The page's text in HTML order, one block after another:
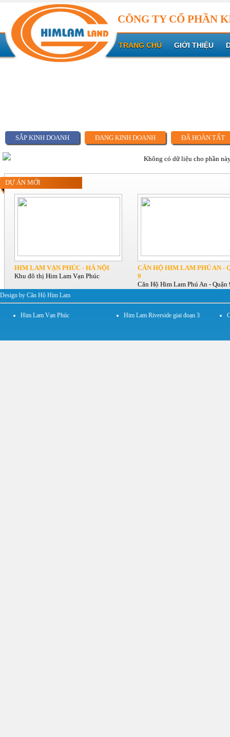
CÔNG TY CỔ PHẦN
TRANG CHỦ GIỚI THIỆU
SẮP KINH DOANH ĐANG KINH DOANH ĐÃ HOÀN TẤT
Không có dữ liệu cho phần
DỰ ÁN MỚI
HIM LAM VẠN PHÚC - HÀ NỘI
Khu đô thị Him Lam Vạn Phúc
CĂN HỘ HIM LAM PHÚ AN -
9
Căn Hộ Him Lam Phú An - Quận
Design by Căn Hộ Him Lam
Him Lam Vạn Phúc Him Lam Riverside giai đoạn 3